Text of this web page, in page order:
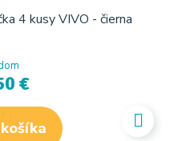
4 kusy VIVO - čierna
€